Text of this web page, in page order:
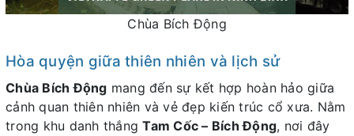
Chùa Bích Động
Hòa quyện giữa thiên nhiên và lịch sử
Chùa Bích Động mang đến sự kết hợp hoàn hảo giữa
cảnh quan thiên nhiên và vẻ đẹp kiến trúc cổ xưa. Nằm
trong khu danh thắngTam Cốc – Bích Động, nơi đây